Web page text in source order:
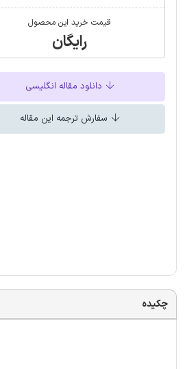
قیمت خرید این محصول
رایگان
دانلود مقاله انگلیسی
سفارش ترجمه این مقاله
چکیده